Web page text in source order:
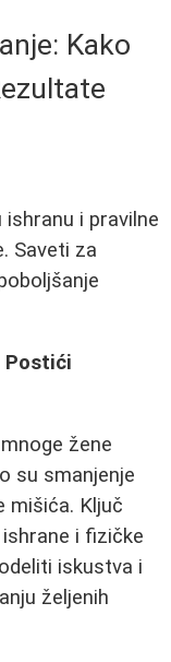
Kako
i pravilne
Saveti za
Postići
žene
su smanjenje
mišića. Ključ
i fizičke
iskustva i
željenih